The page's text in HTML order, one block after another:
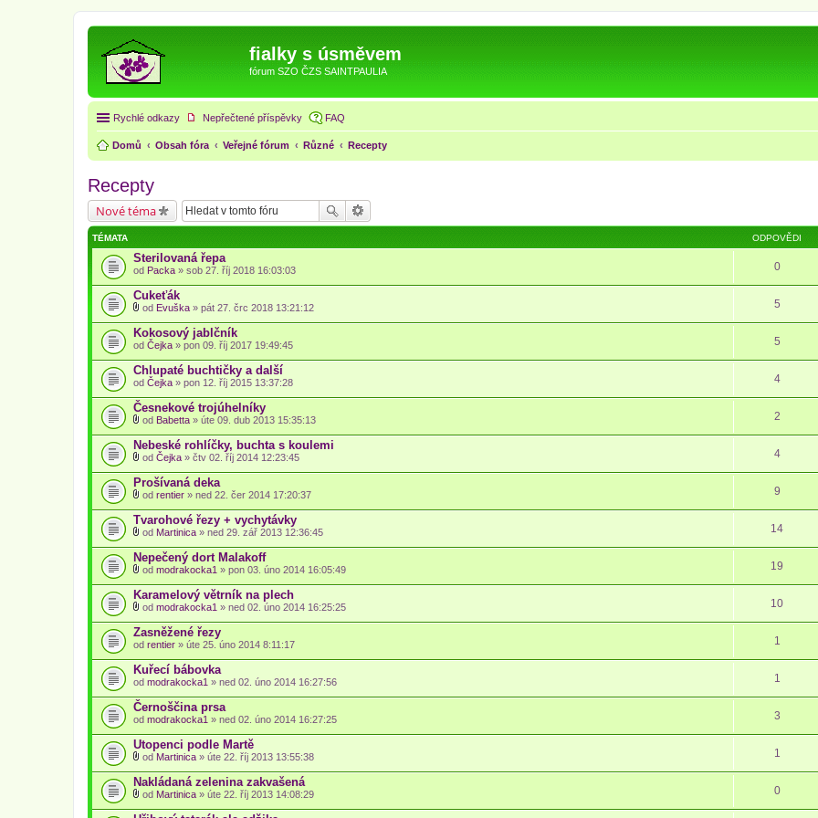
fialky s úsměvem
fórum SZO ČZS SAINTPAULIA
Rychlé odkazy Nepřečtené příspěvky FAQ
Domů Obsah fóra Veřejné fórum Různé Recepty
Recepty
Nové téma
TÉMATA ODPOVĚDI
Sterilovaná řepa
od Packa » sob 27. říj 2018 16:03:03 0
Cukeťák
ř
í
l
o
h
a
y
)
od Evuška » pát 27. črc 2018 13:21:12 5
Kokosový jablčník
od Čejka » pon 09. říj 2017 19:49:45 5
Chlupaté buchtičky a další
od Čejka » pon 12. říj 2015 13:37:28 4
Česnekové trojúhelníky
ř
í
o
h
a
y
)
od Babetta » úte 09. dub 2013 15:35:13 2
Nebeské rohlíčky, buchta s koulemi
ř
o
h
a
y
)
od Čejka » čtv 02. říj 2014 12:23:45 4
Prošívaná deka
ř
í
o
h
a
y
)
od rentier » ned 22. čer 2014 17:20:37 9
Tvarohové řezy + vychytávky
ř
í
o
h
a
y
)
od Martinica » ned 29. zář 2013 12:36:45 14
Nepečený dort Malakoff
ř
í
o
h
a
y
)
od modrakocka1 » pon 03. úno 2014 16:05:49 19
Karamelový větrník na plech
ř
í
l
o
h
a
y
)
od modrakocka1 » ned 02. úno 2014 16:25:25 10
Zasněžené řezy
od rentier » úte 25. úno 2014 8:11:17 1
Kuřecí bábovka
od modrakocka1 » ned 02. úno 2014 16:27:56 1
Černoščina prsa
od modrakocka1 » ned 02. úno 2014 16:27:25 3
Utopenci podle Martě
ř
í
o
od Martinica » úte 22. říj 2013 13:55:38 1
Nakládaná zelenina zakvašená
ř
od Martinica » úte 22. říj 2013 14:08:29 0